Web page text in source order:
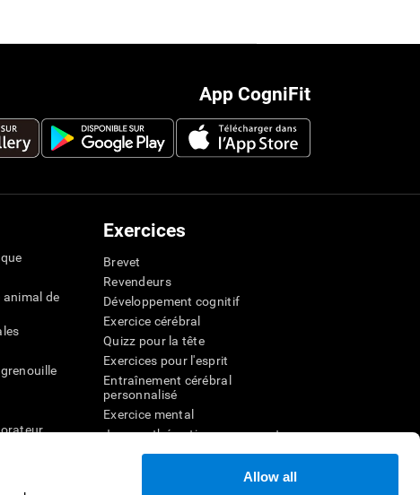
Allow all
App CogniFit
animal de
Exercices
Brevet
Revendeurs
Développement cognitif
Exercice cérébral
Quizz pour la tête
Exercices pour l'esprit
Entraînement cérébral
personnalisé
Exercice mental
Jeux mathématiques amusants
Compréhension de lecture